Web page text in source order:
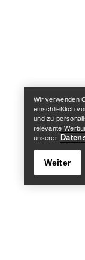
Wir verwenden
einschließlich
und zu
relevante
unserer
Weiter